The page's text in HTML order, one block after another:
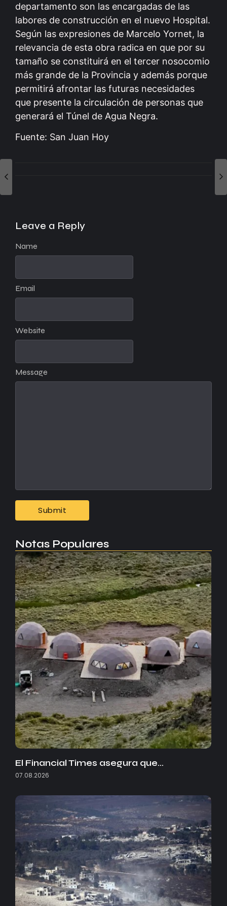
departamento son las encargadas de las
labores de construcción en el nuevo Hospital.
Según las expresiones de Marcelo Yornet, la
relevancia de esta obra radica en que por su
tamaño se constituirá en el tercer nosocomio
más grande de la Provincia y además porque
permitirá afrontar las futuras necesidades
que presente la circulación de personas que
generará el Túnel de Agua Negra.
Fuente: San Juan Hoy
Leave a Reply
Message
Name
Email
Website
Notas Populares
El Financial Times asegura que…
07.08.2026